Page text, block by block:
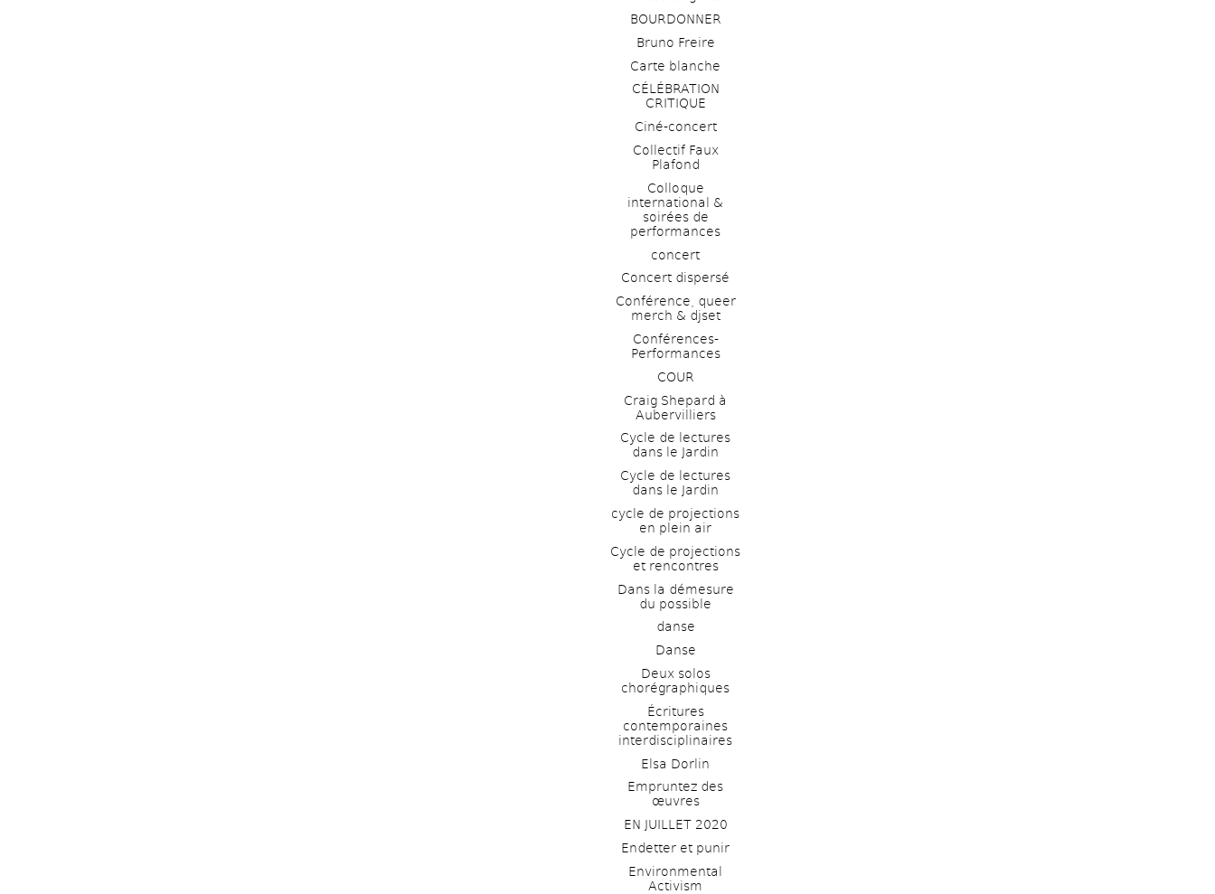
BOURDONNER
Bruno Freire
Carte blanche
CÉLÉBRATION
CRITIQUE
Ciné-concert
Collectif Faux
Plafond
Colloque
international &
soirées de
performances
concert
Concert dispersé
Conférence, queer
merch & djset
Conférences-
Performances
COUR
Craig Shepard à
Aubervilliers
Cycle de lectures
dans le Jardin
Cycle de lectures
dans le Jardin
cycle de projections
en plein air
Cycle de projections
et rencontres
Dans la démesure
du possible
danse
Danse
Deux solos
chorégraphiques
Écritures
contemporaines
interdisciplinaires
Elsa Dorlin
Empruntez des
œuvres
EN JUILLET 2020
Endetter et punir
Environmental
Activism